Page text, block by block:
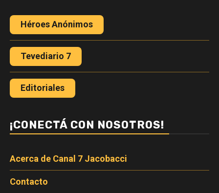
Héroes Anónimos
Tevediario 7
Editoriales
¡CONECTÁ CON NOSOTROS!
Acerca de Canal 7 Jacobacci
Contacto